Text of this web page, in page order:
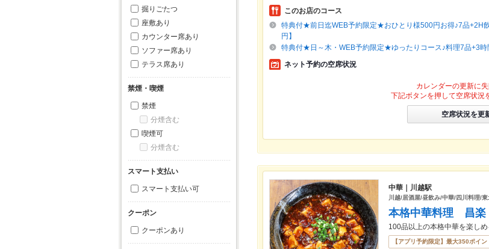
掘りごたつ
座敷あり
カウンター席あり
ソファー席あり
テラス席あり
禁煙・喫煙
禁煙
分煙含む
喫煙可
分煙含む
スマート支払い
スマート支払い可
クーポン
クーポンあり
このお店のコース
特典付★前日迄WEB予約限定★おひとり様500円お得♪7品+2H
円】
特典付★日～木・WEB予約限定★ゆったりコース♪料理7品+3時
ネット予約の空席状況
カレンダーの更新に失
下記ボタンを押して空席状況
空席状況を更
中華｜川越駅
川越/居酒屋/昼飲み/中華/四川料理/
本格中華料理 昌
100品以上の本格中華を楽し
【アプリ予約限定】最大350ポイ